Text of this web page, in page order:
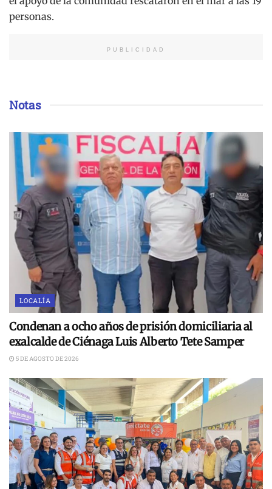
personas.
PUBLICIDAD
Notas
LOCALÍA
Condenan a ocho años de prisión domiciliaria al
exalcalde de Ciénaga Luis Alberto Tete Samper
5 DE AGOSTO DE 2026